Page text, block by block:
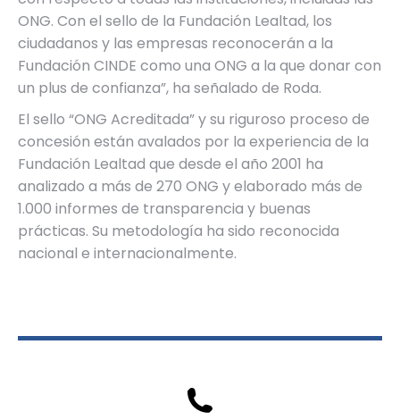
ONG. Con el sello de la Fundación Lealtad, los
ciudadanos y las empresas reconocerán a la
Fundación CINDE como una ONG a la que donar con
un plus de confianza”, ha señalado de Roda.
El sello “ONG Acreditada” y su riguroso proceso de
concesión están avalados por la experiencia de la
Fundación Lealtad que desde el año 2001 ha
analizado a más de 270 ONG y elaborado más de
1.000 informes de transparencia y buenas
prácticas. Su metodología ha sido reconocida
nacional e internacionalmente.